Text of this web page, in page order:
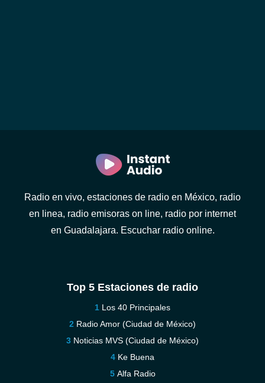
Radio en vivo, estaciones de radio en México, radio
en linea, radio emisoras on line, radio por internet
en Guadalajara. Escuchar radio online.
Top 5 Estaciones de radio
Los 40 Principales
Radio Amor (Ciudad de México)
Noticias MVS (Ciudad de México)
Ke Buena
Alfa Radio